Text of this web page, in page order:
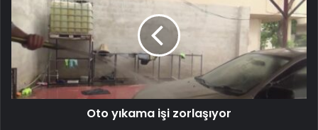
Oto yıkama işi zorlaşıyor